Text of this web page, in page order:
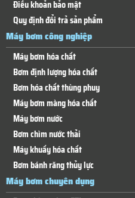
Điều khoản bảo mật
Quy định đổi trả sản phẩm
Máy bơm công nghiệp
Máy bơm hóa chất
Bơm định lượng hóa chất
Bơm hóa chất thùng phuy
Máy bơm màng hóa chất
Máy bơm nước
Bơm chìm nước thải
Máy khuấy hóa chất
Bơm bánh răng thủy lực
Máy bơm chuyên dụng